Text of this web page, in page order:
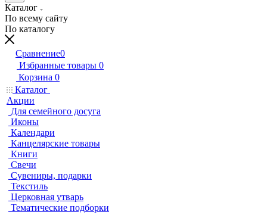
Каталог
По всему сайту
По каталогу
Сравнение0
Избранные товары 0
Корзина 0
Каталог
Акции
Для семейного досуга
Иконы
Календари
Канцелярские товары
Книги
Свечи
Сувениры, подарки
Текстиль
Церковная утварь
Тематические подборки